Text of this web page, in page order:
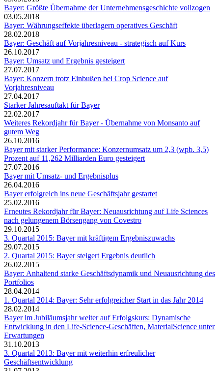
Bayer: Größte Übernahme der Unternehmensgeschichte vollzogen
03.05.2018
Bayer: Währungseffekte überlagern operatives Geschäft
28.02.2018
Bayer: Geschäft auf Vorjahresniveau - strategisch auf Kurs
26.10.2017
Bayer: Umsatz und Ergebnis gesteigert
27.07.2017
Bayer: Konzern trotz Einbußen bei Crop Science auf
Vorjahresniveau
27.04.2017
Starker Jahresauftakt für Bayer
22.02.2017
Weiteres Rekordjahr für Bayer - Übernahme von Monsanto auf
gutem Weg
26.10.2016
Bayer mit starker Performance: Konzernumsatz um 2,3 (wpb. 3,5)
Prozent auf 11,262 Milliarden Euro gesteigert
27.07.2016
Bayer mit Umsatz- und Ergebnisplus
26.04.2016
Bayer erfolgreich ins neue Geschäftsjahr gestartet
25.02.2016
Erneutes Rekordjahr für Bayer: Neuausrichtung auf Life Sciences
nach gelungenem Börsengang von Covestro
29.10.2015
3. Quartal 2015: Bayer mit kräftigem Ergebniszuwachs
29.07.2015
2. Quartal 2015: Bayer steigert Ergebnis deutlich
26.02.2015
Bayer: Anhaltend starke Geschäftsdynamik und Neuausrichtung des
Portfolios
28.04.2014
1. Quartal 2014: Bayer: Sehr erfolgreicher Start in das Jahr 2014
28.02.2014
Bayer im Jubiläumsjahr weiter auf Erfolgskurs: Dynamische
Entwicklung in den Life-Science-Geschäften, MaterialScience unter
Erwartungen
31.10.2013
3. Quartal 2013: Bayer mit weiterhin erfreulicher
Geschäftsentwicklung